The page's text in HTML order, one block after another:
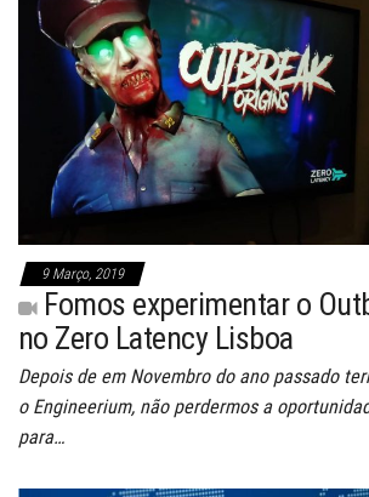
9 Março, 2019
Fomos experimentar o
no Zero Latency Lisboa
Depois de em Novembro do ano passado
o Engineerium, não perdermos a
para…